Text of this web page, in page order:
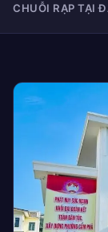
CHUỖI RẠP TẠI